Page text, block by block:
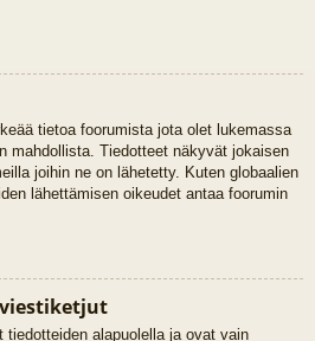
tietoa foorumista jota olet lukemassa
mahdollista. Tiedotteet näkyvät jokaisen
joihin ne on lähetetty. Kuten globaalien
lähettämisen oikeudet antaa foorumin
alapuolella ja ovat vain